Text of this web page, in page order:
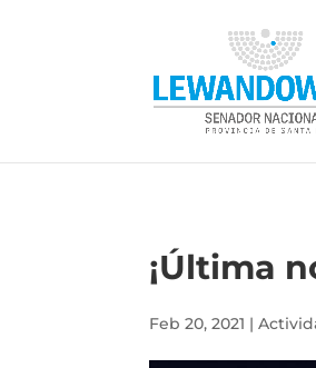
¡Última
Feb 20, 2021 |